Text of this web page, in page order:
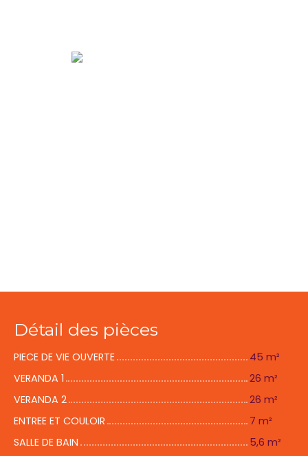
Détail des pièces
PIECE DE VIE OUVERTE
45 m²
VERANDA 1
26 m²
VERANDA 2
26 m²
ENTREE ET COULOIR
7 m²
SALLE DE BAIN
5,6 m²